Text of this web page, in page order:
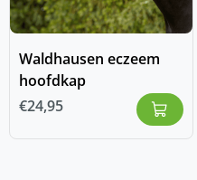
Waldhausen eczeem
hoofdkap
€24,95